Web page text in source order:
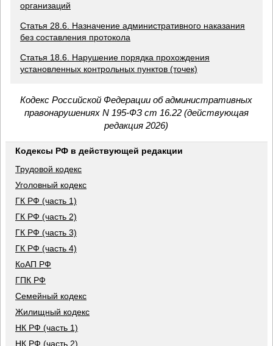
организаций
Статья 28.6. Назначение административного наказания
без составления протокола
Статья 18.6. Нарушение порядка прохождения
установленных контрольных пунктов (точек)
Кодекс Российской Федерации об административных
правонарушениях N 195-ФЗ ст 16.22 (действующая
редакция 2026)
Кодексы РФ в действующей редакции
Трудовой кодекс
Уголовный кодекс
ГК РФ (часть 1)
ГК РФ (часть 2)
ГК РФ (часть 3)
ГК РФ (часть 4)
КоАП РФ
ГПК РФ
Семейный кодекс
Жилищный кодекс
НК РФ (часть 1)
НК РФ (часть 2)